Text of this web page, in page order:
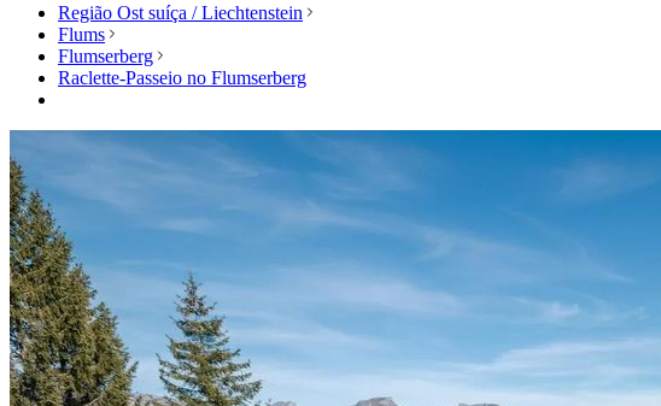
Região Ost suíça / Liechtenstein
Flums
Flumserberg
Raclette-Passeio no Flumserberg